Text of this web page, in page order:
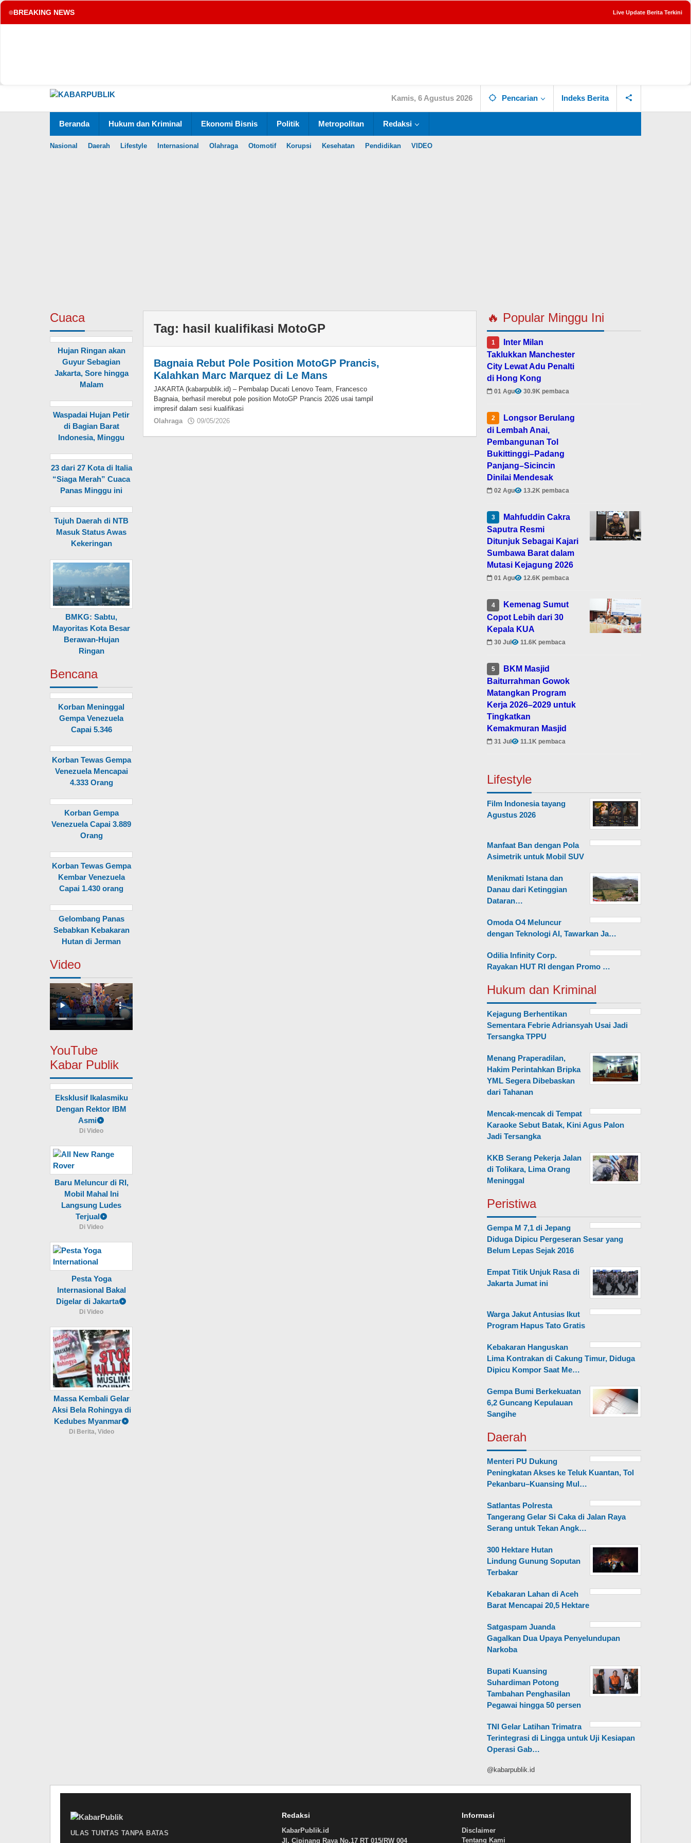
BREAKING NEWS Live Update Berita Terkini
konten
Kamis, 6 Agustus 2026 Pencarian Indeks Berita
Beranda Hukum dan Kriminal Ekonomi Bisnis Politik Metropolitan Redaksi
Nasional Daerah Lifestyle Internasional Olahraga Otomotif Korupsi Kesehatan Pendidikan VIDEO
Cuaca
Hujan Ringan akan
Guyur Sebagian
Jakarta, Sore hingga
Malam
Waspadai Hujan Petir
di Bagian Barat
Indonesia, Minggu
23 dari 27 Kota di Italia
“Siaga Merah” Cuaca
Panas Minggu ini
Tujuh Daerah di NTB
Masuk Status Awas
Kekeringan
BMKG: Sabtu,
Mayoritas Kota Besar
Berawan-Hujan
Ringan
Bencana
Korban Meninggal
Gempa Venezuela
Capai 5.346
Korban Tewas Gempa
Venezuela Mencapai
4.333 Orang
Korban Gempa
Venezuela Capai 3.889
Orang
Korban Tewas Gempa
Kembar Venezuela
Capai 1.430 orang
Gelombang Panas
Sebabkan Kebakaran
Hutan di Jerman
Video
YouTube
Kabar Publik
Eksklusif Ikalasmiku
Dengan Rektor IBM
Asmi
Di Video
Baru Meluncur di RI,
Mobil Mahal Ini
Langsung Ludes
Terjual
Di Video
Pesta Yoga
Internasional Bakal
Digelar di Jakarta
Di Video
Massa Kembali Gelar
Aksi Bela Rohingya di
Kedubes Myanmar
Di Berita, Video
Tag: hasil kualifikasi MotoGP
Bagnaia Rebut Pole Position MotoGP Prancis,
Kalahkan Marc Marquez di Le Mans
JAKARTA (kabarpublik.id) – Pembalap Ducati Lenovo Team, Francesco
Bagnaia, berhasil merebut pole position MotoGP Prancis 2026 usai tampil
impresif dalam sesi kualifikasi
Olahraga
09/05/2026
🔥 Popular Minggu Ini
1
Inter Milan
Taklukkan Manchester
City Lewat Adu Penalti
di Hong Kong
01 Agu 30.9K pembaca
2
Longsor Berulang
di Lembah Anai,
Pembangunan Tol
Bukittinggi–Padang
Panjang–Sicincin
Dinilai Mendesak
02 Agu 13.2K pembaca
3
Mahfuddin Cakra
Saputra Resmi
Ditunjuk Sebagai Kajari
Sumbawa Barat dalam
Mutasi Kejagung 2026
01 Agu 12.6K pembaca
4
Kemenag Sumut
Copot Lebih dari 30
Kepala KUA
30 Jul 11.6K pembaca
5
BKM Masjid
Baiturrahman Gowok
Matangkan Program
Kerja 2026–2029 untuk
Tingkatkan
Kemakmuran Masjid
31 Jul 11.1K pembaca
Lifestyle
Film Indonesia tayang
Agustus 2026
Manfaat Ban dengan Pola
Asimetrik untuk Mobil SUV
Menikmati Istana dan
Danau dari Ketinggian
Dataran…
Omoda O4 Meluncur
dengan Teknologi AI, Tawarkan Ja…
Odilia Infinity Corp.
Rayakan HUT RI dengan Promo …
Hukum dan Kriminal
Kejagung Berhentikan
Sementara Febrie Adriansyah Usai Jadi
Tersangka TPPU
Menang Praperadilan,
Hakim Perintahkan Bripka
YML Segera Dibebaskan
dari Tahanan
Mencak-mencak di Tempat
Karaoke Sebut Batak, Kini Agus Palon
Jadi Tersangka
KKB Serang Pekerja Jalan
di Tolikara, Lima Orang
Meninggal
Peristiwa
Gempa M 7,1 di Jepang
Diduga Dipicu Pergeseran Sesar yang
Belum Lepas Sejak 2016
Empat Titik Unjuk Rasa di
Jakarta Jumat ini
Warga Jakut Antusias Ikut
Program Hapus Tato Gratis
Kebakaran Hanguskan
Lima Kontrakan di Cakung Timur, Diduga
Dipicu Kompor Saat Me…
Gempa Bumi Berkekuatan
6,2 Guncang Kepulauan
Sangihe
Daerah
Menteri PU Dukung
Peningkatan Akses ke Teluk Kuantan, Tol
Pekanbaru–Kuansing Mul…
Satlantas Polresta
Tangerang Gelar Si Caka di Jalan Raya
Serang untuk Tekan Angk…
300 Hektare Hutan
Lindung Gunung Soputan
Terbakar
Kebakaran Lahan di Aceh
Barat Mencapai 20,5 Hektare
Satgaspam Juanda
Gagalkan Dua Upaya Penyelundupan
Narkoba
Bupati Kuansing
Suhardiman Potong
Tambahan Penghasilan
Pegawai hingga 50 persen
TNI Gelar Latihan Trimatra
Terintegrasi di Lingga untuk Uji Kesiapan
Operasi Gab…
@kabarpublik.id
ULAS TUNTAS TANPA BATAS
Redaksi
KabarPublik.id
Jl. Cipinang Raya No.17 RT 015/RW 004
Informasi
Disclaimer
Tentang Kami